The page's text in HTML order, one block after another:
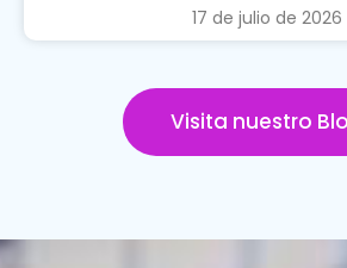
17 de julio de 2026
Visita nuestro